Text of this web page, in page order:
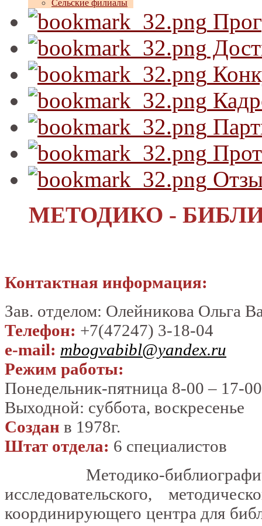
Сельские филиалы
МЕТОДИКО -
Контактная информация:
Зав. отделом: Олейникова Ольга
Телефон: +7(47247) 3-18-04
e-mail: mbogvabibl@yandex.ru
Режим работы:
Понедельник-пятница 8-00 – 17-00
Выходной: суббота, воскресенье
Создан в 1978г.
Штат отдела: 6 специалистов
Методико-
исследовательского,
координирующего центра для